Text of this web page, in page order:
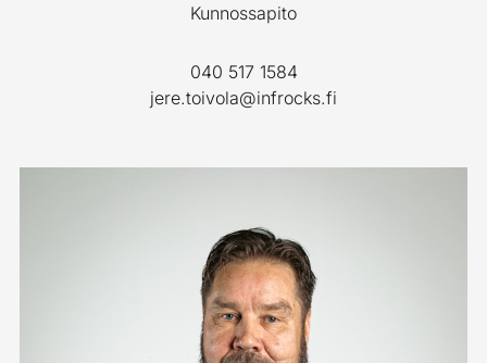
Kunnossapito
040 517 1584
jere.toivola@infrocks.fi